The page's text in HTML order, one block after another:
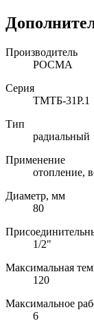
Производитель
РОСМА
Серия
ТМТБ-31Р.1
Тип
радиальный
Применение
отопление,
Диаметр, мм
80
1/2"
Максимальная
120
Максимальное
6